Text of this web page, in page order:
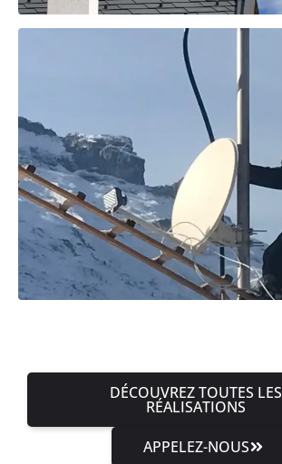
DÉCOUVREZ TOUTES LES
RÉALISATIONS
APPELEZ-NOUS